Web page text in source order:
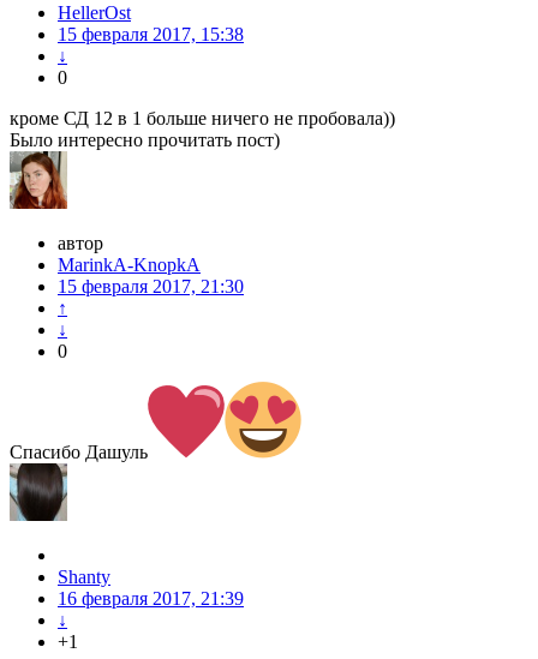
HellerOst
15 февраля 2017, 15:38
↓
0
кроме СД 12 в 1 больше ничего не пробовала))
Было интересно прочитать пост)
автор
MarinkA-KnopkA
15 февраля 2017, 21:30
↑
↓
0
Спасибо Дашуль
Shanty
16 февраля 2017, 21:39
↓
+1